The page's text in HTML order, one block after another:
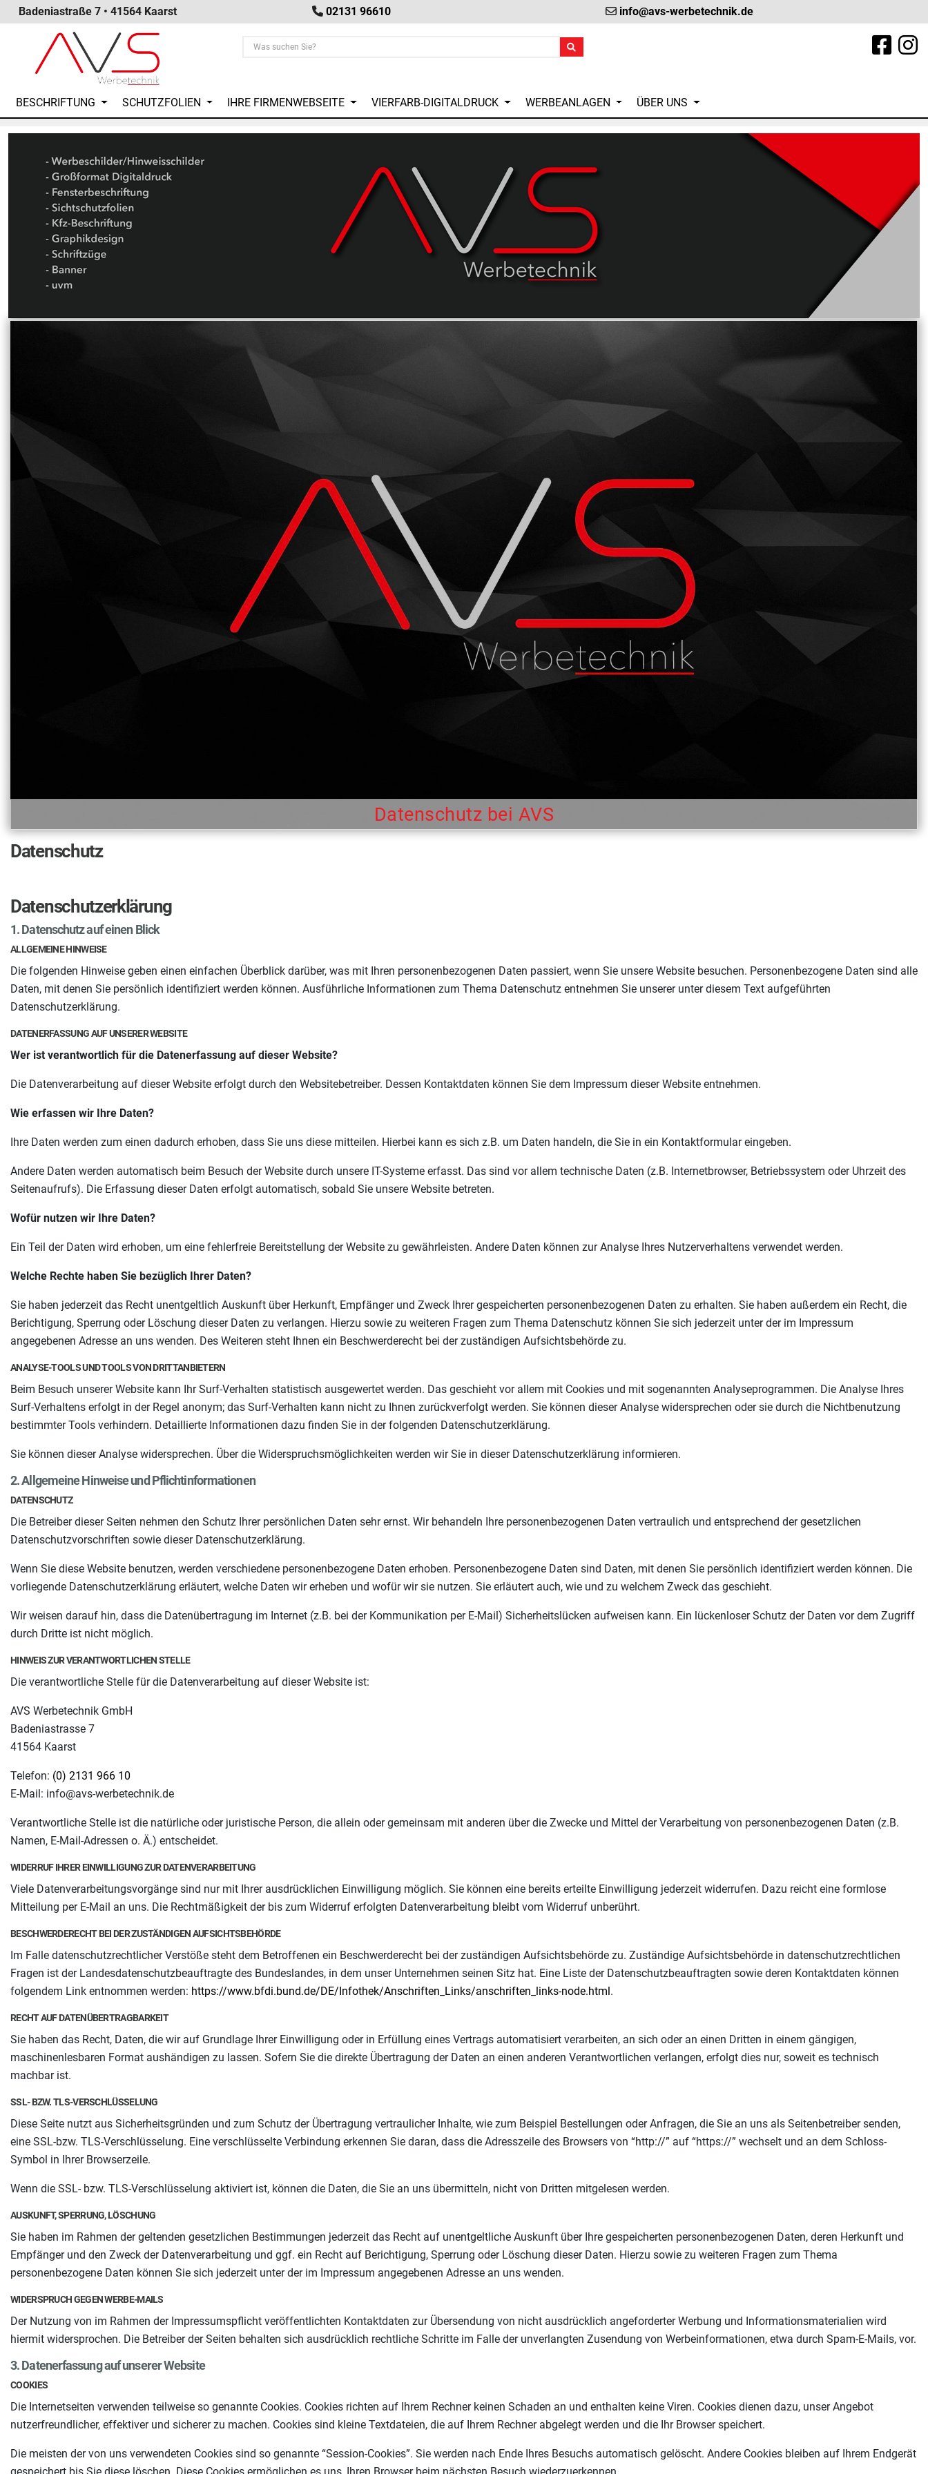
Badeniastraße 7 • 41564 Kaarst 02131 96610 info@avs-werbetechnik.de
BESCHRIFTUNG SCHUTZFOLIEN IHRE FIRMENWEBSEITE VIERFARB-DIGITALDRUCK WERBEANLAGEN ÜBER UNS (current)
Datenschutz bei AVS
Datenschutz
Datenschutzerklärung
1. Datenschutz auf einen Blick
ALLGEMEINE HINWEISE
Die folgenden Hinweise geben einen einfachen Überblick darüber, was mit Ihren personenbezogenen Daten passiert, wenn Sie unsere Website besuchen. Personenbezogene Daten sind alle
Daten, mit denen Sie persönlich identifiziert werden können. Ausführliche Informationen zum Thema Datenschutz entnehmen Sie unserer unter diesem Text aufgeführten
Datenschutzerklärung.
DATENERFASSUNG AUF UNSERER WEBSITE
Wer ist verantwortlich für die Datenerfassung auf dieser Website?
Die Datenverarbeitung auf dieser Website erfolgt durch den Websitebetreiber. Dessen Kontaktdaten können Sie dem Impressum dieser Website entnehmen.
Wie erfassen wir Ihre Daten?
Ihre Daten werden zum einen dadurch erhoben, dass Sie uns diese mitteilen. Hierbei kann es sich z.B. um Daten handeln, die Sie in ein Kontaktformular eingeben.
Andere Daten werden automatisch beim Besuch der Website durch unsere IT-Systeme erfasst. Das sind vor allem technische Daten (z.B. Internetbrowser, Betriebssystem oder Uhrzeit des
Seitenaufrufs). Die Erfassung dieser Daten erfolgt automatisch, sobald Sie unsere Website betreten.
Wofür nutzen wir Ihre Daten?
Ein Teil der Daten wird erhoben, um eine fehlerfreie Bereitstellung der Website zu gewährleisten. Andere Daten können zur Analyse Ihres Nutzerverhaltens verwendet werden.
Welche Rechte haben Sie bezüglich Ihrer Daten?
Sie haben jederzeit das Recht unentgeltlich Auskunft über Herkunft, Empfänger und Zweck Ihrer gespeicherten personenbezogenen Daten zu erhalten. Sie haben außerdem ein Recht, die
Berichtigung, Sperrung oder Löschung dieser Daten zu verlangen. Hierzu sowie zu weiteren Fragen zum Thema Datenschutz können Sie sich jederzeit unter der im Impressum
angegebenen Adresse an uns wenden. Des Weiteren steht Ihnen ein Beschwerderecht bei der zuständigen Aufsichtsbehörde zu.
ANALYSE-TOOLS UND TOOLS VON DRITTANBIETERN
Beim Besuch unserer Website kann Ihr Surf-Verhalten statistisch ausgewertet werden. Das geschieht vor allem mit Cookies und mit sogenannten Analyseprogrammen. Die Analyse Ihres
Surf-Verhaltens erfolgt in der Regel anonym; das Surf-Verhalten kann nicht zu Ihnen zurückverfolgt werden. Sie können dieser Analyse widersprechen oder sie durch die Nichtbenutzung
bestimmter Tools verhindern. Detaillierte Informationen dazu finden Sie in der folgenden Datenschutzerklärung.
Sie können dieser Analyse widersprechen. Über die Widerspruchsmöglichkeiten werden wir Sie in dieser Datenschutzerklärung informieren.
2. Allgemeine Hinweise und Pflichtinformationen
DATENSCHUTZ
Die Betreiber dieser Seiten nehmen den Schutz Ihrer persönlichen Daten sehr ernst. Wir behandeln Ihre personenbezogenen Daten vertraulich und entsprechend der gesetzlichen
Datenschutzvorschriften sowie dieser Datenschutzerklärung.
Wenn Sie diese Website benutzen, werden verschiedene personenbezogene Daten erhoben. Personenbezogene Daten sind Daten, mit denen Sie persönlich identifiziert werden können. Die
vorliegende Datenschutzerklärung erläutert, welche Daten wir erheben und wofür wir sie nutzen. Sie erläutert auch, wie und zu welchem Zweck das geschieht.
Wir weisen darauf hin, dass die Datenübertragung im Internet (z.B. bei der Kommunikation per E-Mail) Sicherheitslücken aufweisen kann. Ein lückenloser Schutz der Daten vor dem Zugriff
durch Dritte ist nicht möglich.
HINWEIS ZUR VERANTWORTLICHEN STELLE
Die verantwortliche Stelle für die Datenverarbeitung auf dieser Website ist:
AVS Werbetechnik GmbH
Badeniastrasse 7
41564 Kaarst
Telefon: (0) 2131 966 10
E-Mail: info@avs-werbetechnik.de
Verantwortliche Stelle ist die natürliche oder juristische Person, die allein oder gemeinsam mit anderen über die Zwecke und Mittel der Verarbeitung von personenbezogenen Daten (z.B.
Namen, E-Mail-Adressen o. Ä.) entscheidet.
WIDERRUF IHRER EINWILLIGUNG ZUR DATENVERARBEITUNG
Viele Datenverarbeitungsvorgänge sind nur mit Ihrer ausdrücklichen Einwilligung möglich. Sie können eine bereits erteilte Einwilligung jederzeit widerrufen. Dazu reicht eine formlose
Mitteilung per E-Mail an uns. Die Rechtmäßigkeit der bis zum Widerruf erfolgten Datenverarbeitung bleibt vom Widerruf unberührt.
BESCHWERDERECHT BEI DER ZUSTÄNDIGEN AUFSICHTSBEHÖRDE
Im Falle datenschutzrechtlicher Verstöße steht dem Betroffenen ein Beschwerderecht bei der zuständigen Aufsichtsbehörde zu. Zuständige Aufsichtsbehörde in datenschutzrechtlichen
Fragen ist der Landesdatenschutzbeauftragte des Bundeslandes, in dem unser Unternehmen seinen Sitz hat. Eine Liste der Datenschutzbeauftragten sowie deren Kontaktdaten können
folgendem Link entnommen werden: https://www.bfdi.bund.de/DE/Infothek/Anschriften_Links/anschriften_links-node.html .
RECHT AUF DATENÜBERTRAGBARKEIT
Sie haben das Recht, Daten, die wir auf Grundlage Ihrer Einwilligung oder in Erfüllung eines Vertrags automatisiert verarbeiten, an sich oder an einen Dritten in einem gängigen,
maschinenlesbaren Format aushändigen zu lassen. Sofern Sie die direkte Übertragung der Daten an einen anderen Verantwortlichen verlangen, erfolgt dies nur, soweit es technisch
machbar ist.
SSL- BZW. TLS-VERSCHLÜSSELUNG
Diese Seite nutzt aus Sicherheitsgründen und zum Schutz der Übertragung vertraulicher Inhalte, wie zum Beispiel Bestellungen oder Anfragen, die Sie an uns als Seitenbetreiber senden,
eine SSL-bzw. TLS-Verschlüsselung. Eine verschlüsselte Verbindung erkennen Sie daran, dass die Adresszeile des Browsers von “http://” auf “https://” wechselt und an dem Schloss-
Symbol in Ihrer Browserzeile.
Wenn die SSL- bzw. TLS-Verschlüsselung aktiviert ist, können die Daten, die Sie an uns übermitteln, nicht von Dritten mitgelesen werden.
AUSKUNFT, SPERRUNG, LÖSCHUNG
Sie haben im Rahmen der geltenden gesetzlichen Bestimmungen jederzeit das Recht auf unentgeltliche Auskunft über Ihre gespeicherten personenbezogenen Daten, deren Herkunft und
Empfänger und den Zweck der Datenverarbeitung und ggf. ein Recht auf Berichtigung, Sperrung oder Löschung dieser Daten. Hierzu sowie zu weiteren Fragen zum Thema
personenbezogene Daten können Sie sich jederzeit unter der im Impressum angegebenen Adresse an uns wenden.
WIDERSPRUCH GEGEN WERBE-MAILS
Der Nutzung von im Rahmen der Impressumspflicht veröffentlichten Kontaktdaten zur Übersendung von nicht ausdrücklich angeforderter Werbung und Informationsmaterialien wird
hiermit widersprochen. Die Betreiber der Seiten behalten sich ausdrücklich rechtliche Schritte im Falle der unverlangten Zusendung von Werbeinformationen, etwa durch Spam-E-Mails, vor.
3. Datenerfassung auf unserer Website
COOKIES
Die Internetseiten verwenden teilweise so genannte Cookies. Cookies richten auf Ihrem Rechner keinen Schaden an und enthalten keine Viren. Cookies dienen dazu, unser Angebot
nutzerfreundlicher, effektiver und sicherer zu machen. Cookies sind kleine Textdateien, die auf Ihrem Rechner abgelegt werden und die Ihr Browser speichert.
Die meisten der von uns verwendeten Cookies sind so genannte “Session-Cookies”. Sie werden nach Ende Ihres Besuchs automatisch gelöscht. Andere Cookies bleiben auf Ihrem Endgerät